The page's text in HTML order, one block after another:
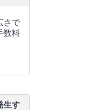
さで
数料
生す